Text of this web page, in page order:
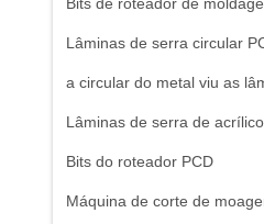
Lâminas de serra circular
a circular do metal viu as
Lâminas de serra de acrílico
Bits do roteador PCD
Máquina de corte de